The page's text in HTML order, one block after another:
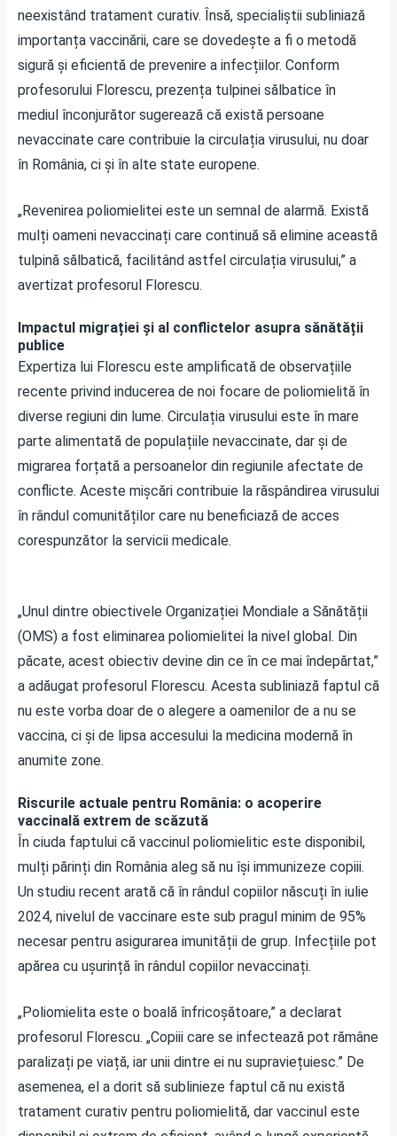
neexistând tratament curativ. Însă, specialiștii subliniază
importanța vaccinării, care se dovedește a fi o metodă
sigură și eficientă de prevenire a infecțiilor. Conform
profesorului Florescu, prezența tulpinei sălbatice în
mediul înconjurător sugerează că există persoane
nevaccinate care contribuie la circulația virusului, nu doar
în România, ci și în alte state europene.
„Revenirea poliomielitei este un semnal de alarmă. Există
mulți oameni nevaccinați care continuă să elimine această
tulpină sălbatică, facilitând astfel circulația virusului,” a
avertizat profesorul Florescu.
Impactul migrației și al conflictelor asupra sănătății
publice
Expertiza lui Florescu este amplificată de observațiile
recente privind inducerea de noi focare de poliomielită în
diverse regiuni din lume. Circulația virusului este în mare
parte alimentată de populațiile nevaccinate, dar și de
migrarea forțată a persoanelor din regiunile afectate de
conflicte. Aceste mișcări contribuie la răspândirea virusului
în rândul comunităților care nu beneficiază de acces
corespunzător la servicii medicale.
„Unul dintre obiectivele Organizației Mondiale a Sănătății
(OMS) a fost eliminarea poliomielitei la nivel global. Din
păcate, acest obiectiv devine din ce în ce mai îndepărtat,”
a adăugat profesorul Florescu. Acesta subliniază faptul că
nu este vorba doar de o alegere a oamenilor de a nu se
vaccina, ci și de lipsa accesului la medicina modernă în
anumite zone.
Riscurile actuale pentru România: o acoperire
vaccinală extrem de scăzută
În ciuda faptului că vaccinul poliomielitic este disponibil,
mulți părinți din România aleg să nu își immunizeze copiii.
Un studiu recent arată că în rândul copiilor născuți în iulie
2024, nivelul de vaccinare este sub pragul minim de 95%
necesar pentru asigurarea imunității de grup. Infecțiile pot
apărea cu ușurință în rândul copiilor nevaccinați.
„Poliomielita este o boală înfricoșătoare,” a declarat
profesorul Florescu. „Copiii care se infectează pot rămâne
paralizați pe viață, iar unii dintre ei nu supraviețuiesc.” De
asemenea, el a dorit să sublinieze faptul că nu există
tratament curativ pentru poliomielită, dar vaccinul este